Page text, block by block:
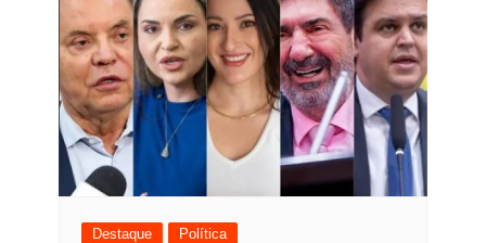
Destaque Política